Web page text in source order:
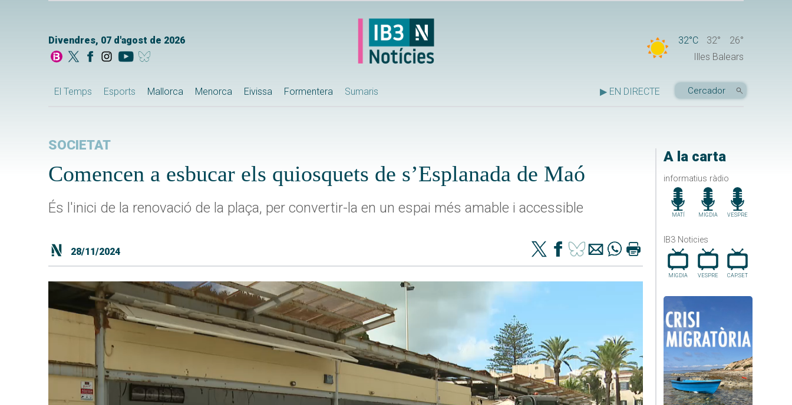
Divendres, 07 d'agost de 2026 32°C 32°
26°
Illes Balears
El Temps Esports Mallorca Menorca Eivissa Formentera Sumaris ▶ EN DIRECTE
A la carta
informatius ràdio
MATÍ MIGDIA VESPRE
IB3 Noticies
MIGDIA VESPRE CAP.SET
SOCIETAT
Comencen a esbucar els quiosquets de s’Esplanada de Maó
És l'inici de la renovació de la plaça, per convertir-la en un espai més amable i accessible
28/11/2024